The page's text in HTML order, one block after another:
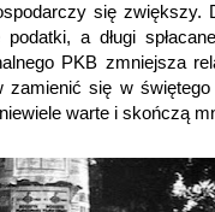
się
podatki, a długi
PKB zmniejsza
się w
warte i skończą